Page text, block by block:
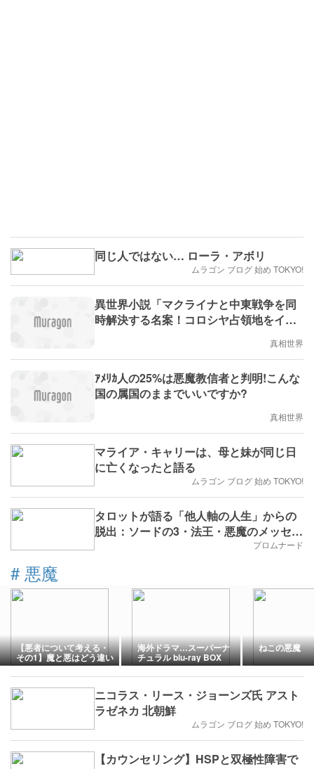
同じ人ではない… ローラ・アボリ
ムラゴン ブログ 始め TOKYO!
異世界小説「マクライナと中東戦争を同
時解決する名案！コロシヤ占領地をイス
真相世界
ｱﾒﾘｶ人の25%は悪魔教信者と判明!こんな
国の属国のままでいいですか?
真相世界
マライア・キャリーは、母と妹が同じ日
に亡くなったと語る
ムラゴン ブログ 始め TOKYO!
タロットが語る「他人軸の人生」からの
脱出：ソードの3・法王・悪魔のメッセー
プロムナード
# 悪魔
【悪者について考える・
その1】魔と悪はどう違い
ますか？
海外ドラマ…スーパーナ
チュラル blu-ray BOX
ねこの悪魔
ニコラス・リース・ジョーンズ氏 アスト
ラゼネカ 北朝鮮
ムラゴン ブログ 始め TOKYO!
【カウンセリング】HSPと双極性障害で